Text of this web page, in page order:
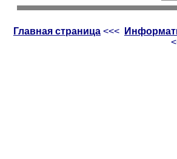
Главная страница <<<